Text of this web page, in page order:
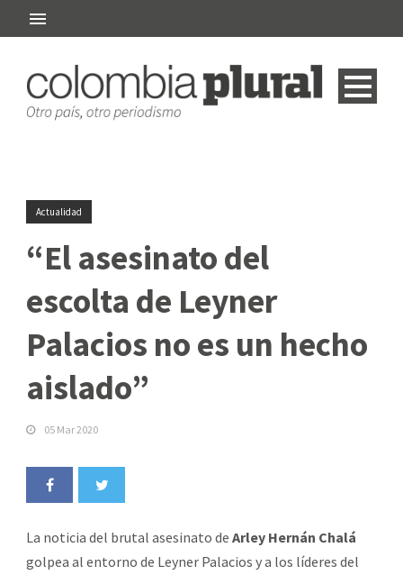
Actualidad
“El asesinato del
escolta de Leyner
Palacios no es un hecho
aislado”
05 Mar 2020
La noticia del brutal asesinato de Arley Hernán Chalá
golpea al entorno de Leyner Palacios y a los líderes del